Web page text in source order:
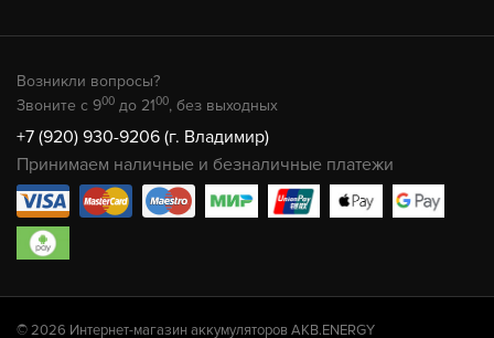
Возникли вопросы?
Звоните с 900 до 2100, без выходных
+7 (920) 930-9206 (г. Владимир)
Принимаем наличные и безналичные платежи
© 2026 Интернет-магазин аккумуляторов AKB.ENERGY